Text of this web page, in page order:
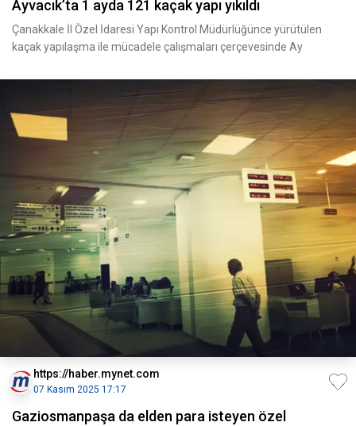
Ayvacık’ta 1 ayda 121 kaçak yapı yıkıldı
Çanakkale İl Özel İdaresi Yapı Kontrol Müdürlüğünce yürütülen
kaçak yapılaşma ile mücadele çalışmaları çerçevesinde Ay
https://haber.mynet.com
07 Kasım 2025 17:17
Gaziosmanpaşa da elden para isteyen özel